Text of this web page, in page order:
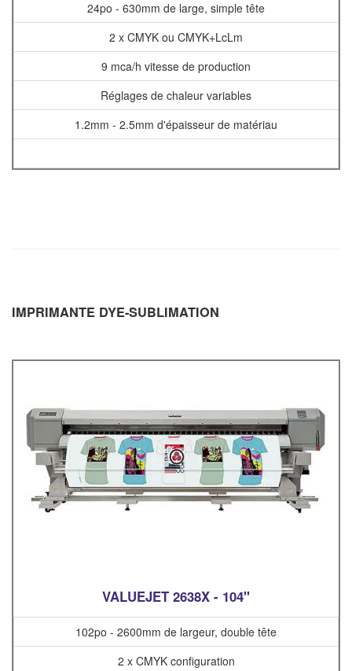
24po - 630mm de large, simple tête
2 x CMYK ou CMYK+LcLm
9 mca/h vitesse de production
Réglages de chaleur variables
1.2mm - 2.5mm d'épaisseur de matériau
IMPRIMANTE DYE-SUBLIMATION
VALUEJET 2638X - 104"
102po - 2600mm de largeur, double tête
2 x CMYK configuration